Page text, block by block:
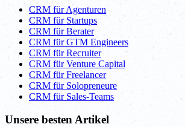
CRM für Agenturen
CRM für Startups
CRM für Berater
CRM für GTM Engineers
CRM für Recruiter
CRM für Venture Capital
CRM für Freelancer
CRM für Solopreneure
CRM für Sales-Teams
Unsere besten Artikel